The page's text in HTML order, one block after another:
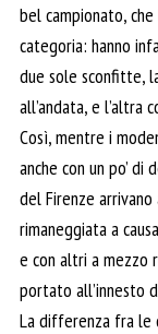
bel campionato,
categoria: hanno
due sole sconfitte,
all’andata, e l’altra
Così, mentre i
anche con un po’
del Firenze
rimaneggiata a
e con altri a mezzo
portato all’innesto
La differenza fra le